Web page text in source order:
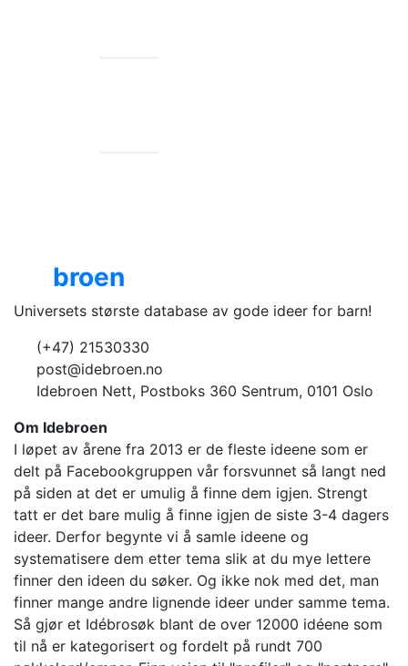
broen
Universets største database av gode ideer for barn!
(+47) 21530330
post@idebroen.no
Idebroen Nett, Postboks 360 Sentrum, 0101 Oslo
Om Idebroen
I løpet av årene fra 2013 er de fleste ideene som er
delt på Facebookgruppen vår forsvunnet så langt ned
på siden at det er umulig å finne dem igjen. Strengt
tatt er det bare mulig å finne igjen de siste 3-4 dagers
ideer. Derfor begynte vi å samle ideene og
systematisere dem etter tema slik at du mye lettere
finner den ideen du søker. Og ikke nok med det, man
finner mange andre lignende ideer under samme tema.
Så gjør et Idébrosøk blant de over 12000 idéene som
til nå er kategorisert og fordelt på rundt 700